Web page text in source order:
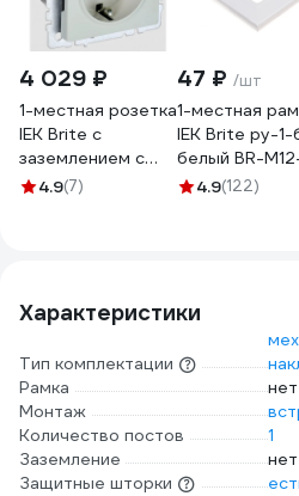
4 029 ₽
1-местная розетка
IEK Brite с
заземлением с
защитными
U21-D31-K36
4.9(7)
47 ₽ /шт
1-местная
IEK Brite ру-1-
белый BR-
4.9(122)
Характеристики
Тип комплектации
Рамка
Монтаж
Количество постов
1
Заземление
нет
Защитные шторки